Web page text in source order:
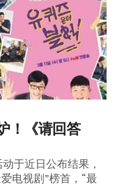
！《请回答
于近日公布结果，
电视剧”榜首，“最